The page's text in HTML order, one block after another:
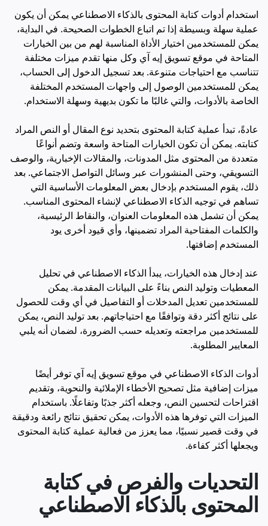
استخدام أدوات كتابة المحتوى بالذكاء الاصطناعي يمكن أن يكون
عملية سهلة وبسيطة إذا تم اتباع الخطوات الصحيحة. في البداية،
يمكن للمستخدمين اختيار الأداة المناسبة لهم من بين الخيارات
المتاحة في موقع تسويق إيه آي وكل منها تقدم ميزات مختلفة
تتناسب مع احتياجات متنوعة. بعد تسجيل الدخول إلى الحساب،
يمكن للمستخدمين الوصول إلى واجهات المستخدم المختلفة
الخاصة بالأدوات، والتي غالبًا ما تكون بديهية وسهلة الاستخدام.
عادةً، تبدأ عملية كتابة المحتوى بتحديد نوع المقال أو النص المراد
كتابته. يمكن أن تكون الخيارات المتاحة واسعة وتضم أنواعًا
متعددة من المحتوى مثل المدونات، والمقالات الإخبارية، والوصف
التسويقي، وحتى المنشورات عبر وسائل التواصل الاجتماعي. بعد
ذلك، يقوم المستخدم بإدخال بعض المعلومات الأساسية التي
تساهم في توجيه الذكاء الاصطناعي لإنشاء المحتوى المناسب.
يمكن أن تشمل هذه المعلومات العنوان، والنقاط الرئيسية،
والكلمات المفتاحية المراد تضمينها، وأي قيود أخرى يود
المستخدم إضافتها.
عند إدخال هذه الخيارات، يبدأ الذكاء الاصطناعي في تحليل
المعطيات وتوليد النص بناءً على البيانات المقدمة. يمكن
للمستخدمين تعديل المدخلات أو التفاصيل في أي وقت للحصول
على نتائج أكثر دقة وتوافقًا مع احتياجاتهم. بعد توليد النص، يمكن
للمستخدمين مراجعته وتعديله حسب الضرورة، لضمان أنه يلبي
المعايير المطلوبة.
أدوات الذكاء الاصطناعي في موقع تسويق إيه آي توفر أيضًا
ميزات إضافية مثل تصحيح الأخطاء الإملائية والنحوية، وتقديم
اقتراحات لتحسين النص، وجعله أكثر جذبًا وتفاعلًا. باستخدام
الميزات التي توفرها هذه الأدوات، يمكن تحقيق نتائج رائعة ودقيقة
في وقت قصير نسبيًا، مما يعزز من فعالية عملية كتابة المحتوى
ويجعلها أكثر كفاءة.
التحديات والفرص في كتابة
المحتوى بالذكاء الاصطناعي